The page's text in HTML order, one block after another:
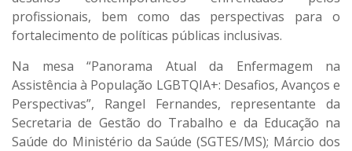
profissionais, bem como das perspectivas para o
fortalecimento de políticas públicas inclusivas.
Na mesa “Panorama Atual da Enfermagem na
Assistência à População LGBTQIA+: Desafios, Avanços e
Perspectivas”, Rangel Fernandes, representante da
Secretaria de Gestão do Trabalho e da Educação na
Saúde do Ministério da Saúde (SGTES/MS); Márcio dos